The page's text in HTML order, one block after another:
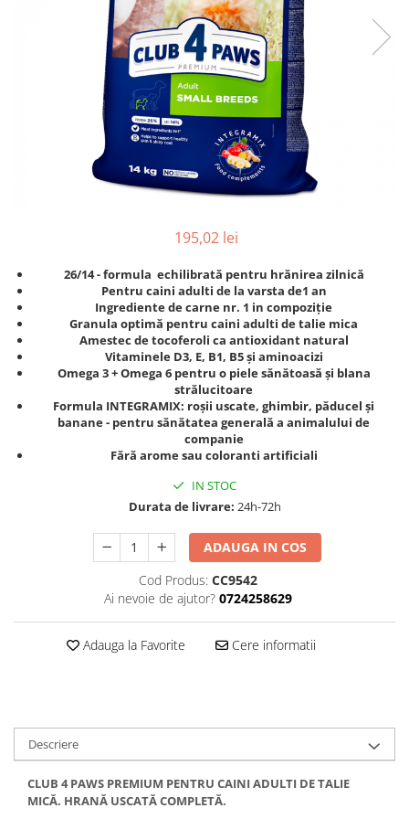
195,02 lei
26/14 - formula echilibrată pentru hrănirea zilnică
Pentru caini adulti de la varsta de1 an
Ingrediente de carne nr. 1 in compoziție
Granula optimă pentru caini adulti de talie mica
Amestec de tocoferoli ca antioxidant natural
Vitaminele D3, E, B1, B5 și aminoacizi
Omega 3 + Omega 6 pentru o piele sănătoasă și blana
strălucitoare
Formula INTEGRAMIX: roșii uscate, ghimbir, păducel și
banane - pentru sănătatea generală a animalului de
companie
Fără arome sau coloranti artificiali
IN STOC
Durata de livrare: 24h-72h
ADAUGA IN COS
Cod Produs: CC9542
Ai nevoie de ajutor? 0724258629
Adauga la Favorite Cere informatii
Descriere
CLUB 4 PAWS PREMIUM PENTRU CAINI ADULTI DE TALIE
MICĂ. HRANĂ USCATĂ COMPLETĂ.